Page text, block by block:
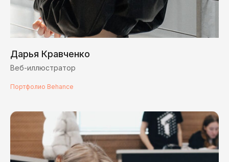
Дарья Кравченко
Веб-иллюстратор
Портфолио Behance